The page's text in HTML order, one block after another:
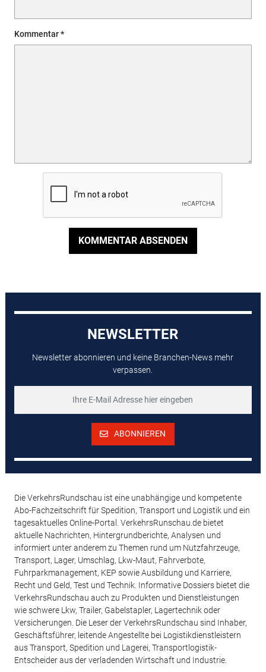
Kommentar
KOMMENTAR ABSENDEN
NEWSLETTER
Newsletter abonnieren und keine Branchen-News mehr
verpassen.
ABONNIEREN
Die VerkehrsRundschau ist eine unabhängige und kompetente
Abo-Fachzeitschrift für Spedition, Transport und Logistik und ein
tagesaktuelles Online-Portal. VerkehrsRunschau.de bietet
aktuelle Nachrichten, Hintergrundberichte, Analysen und
informiert unter anderem zu Themen rund um Nutzfahrzeuge,
Transport, Lager, Umschlag, Lkw-Maut, Fahrverbote,
Fuhrparkmanagement, KEP sowie Ausbildung und Karriere,
Recht und Geld, Test und Technik. Informative Dossiers bietet die
VerkehrsRundschau auch zu Produkten und Dienstleistungen
wie schwere Lkw, Trailer, Gabelstapler, Lagertechnik oder
Versicherungen. Die Leser der VerkehrsRundschau sind Inhaber,
Geschäftsführer, leitende Angestellte bei Logistikdienstleistern
aus Transport, Spedition und Lagerei, Transportlogistik-
Entscheider aus der verladenden Wirtschaft und Industrie.